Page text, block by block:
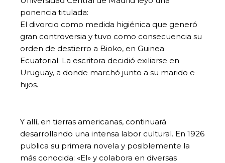
ponencia titulada:
El divorcio como medida higiénica que generó
gran controversia y tuvo como consecuencia su
orden de destierro a Bioko, en Guinea
Ecuatorial. La escritora decidió exiliarse en
Uruguay, a donde marchó junto a su marido e
hijos.
Y allí, en tierras americanas, continuará
desarrollando una intensa labor cultural. En 1926
publica su primera novela y posiblemente la
más conocida: «El» y colabora en diversas